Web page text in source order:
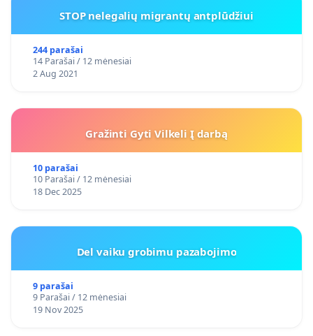
STOP nelegalių migrantų antplūdžiui
244 parašai
14 Parašai / 12 mėnesiai
2 Aug 2021
Gražinti Gyti Vilkeli Į darbą
10 parašai
10 Parašai / 12 mėnesiai
18 Dec 2025
Del vaiku grobimu pazabojimo
9 parašai
9 Parašai / 12 mėnesiai
19 Nov 2025